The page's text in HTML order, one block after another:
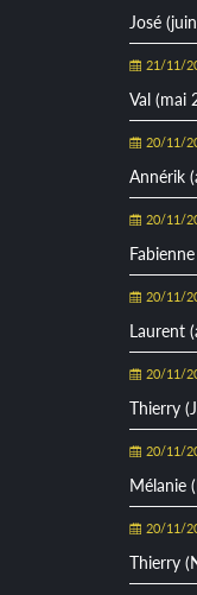
José
21/11/
Val (mai
20/11/
Annérik
20/11/
20/11/
Laurent
20/11/
Thierry
20/11/
Mélanie
20/11/
Thierry